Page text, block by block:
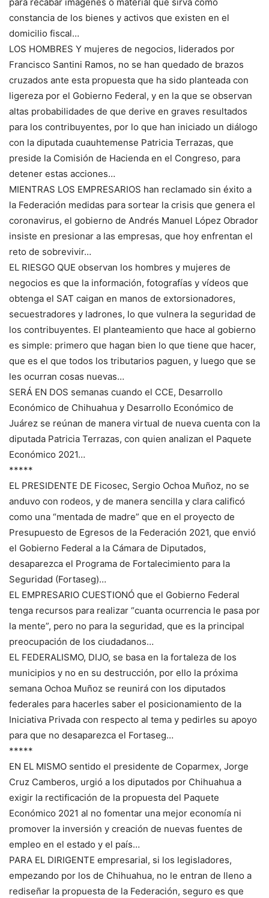
constancia de los bienes y activos que existen en el
domicilio fiscal…
LOS HOMBRES Y mujeres de negocios, liderados por
Francisco Santini Ramos, no se han quedado de brazos
cruzados ante esta propuesta que ha sido planteada con
ligereza por el Gobierno Federal, y en la que se observan
altas probabilidades de que derive en graves resultados
para los contribuyentes, por lo que han iniciado un diálogo
con la diputada cuauhtemense Patricia Terrazas, que
preside la Comisión de Hacienda en el Congreso, para
detener estas acciones…
MIENTRAS LOS EMPRESARIOS han reclamado sin éxito a
la Federación medidas para sortear la crisis que genera el
coronavirus, el gobierno de Andrés Manuel López Obrador
insiste en presionar a las empresas, que hoy enfrentan el
reto de sobrevivir…
EL RIESGO QUE observan los hombres y mujeres de
negocios es que la información, fotografías y vídeos que
obtenga el SAT caigan en manos de extorsionadores,
secuestradores y ladrones, lo que vulnera la seguridad de
los contribuyentes. El planteamiento que hace al gobierno
es simple: primero que hagan bien lo que tiene que hacer,
que es el que todos los tributarios paguen, y luego que se
les ocurran cosas nuevas…
SERÁ EN DOS semanas cuando el CCE, Desarrollo
Económico de Chihuahua y Desarrollo Económico de
Juárez se reúnan de manera virtual de nueva cuenta con la
diputada Patricia Terrazas, con quien analizan el Paquete
Económico 2021…
*****
EL PRESIDENTE DE Ficosec, Sergio Ochoa Muñoz, no se
anduvo con rodeos, y de manera sencilla y clara calificó
como una “mentada de madre” que en el proyecto de
Presupuesto de Egresos de la Federación 2021, que envió
el Gobierno Federal a la Cámara de Diputados,
desaparezca el Programa de Fortalecimiento para la
Seguridad (Fortaseg)…
EL EMPRESARIO CUESTIONÓ que el Gobierno Federal
tenga recursos para realizar “cuanta ocurrencia le pasa por
la mente”, pero no para la seguridad, que es la principal
preocupación de los ciudadanos…
EL FEDERALISMO, DIJO, se basa en la fortaleza de los
municipios y no en su destrucción, por ello la próxima
semana Ochoa Muñoz se reunirá con los diputados
federales para hacerles saber el posicionamiento de la
Iniciativa Privada con respecto al tema y pedirles su apoyo
para que no desaparezca el Fortaseg…
*****
EN EL MISMO sentido el presidente de Coparmex, Jorge
Cruz Camberos, urgió a los diputados por Chihuahua a
exigir la rectificación de la propuesta del Paquete
Económico 2021 al no fomentar una mejor economía ni
promover la inversión y creación de nuevas fuentes de
empleo en el estado y el país…
PARA EL DIRIGENTE empresarial, si los legisladores,
empezando por los de Chihuahua, no le entran de lleno a
rediseñar la propuesta de la Federación, seguro es que